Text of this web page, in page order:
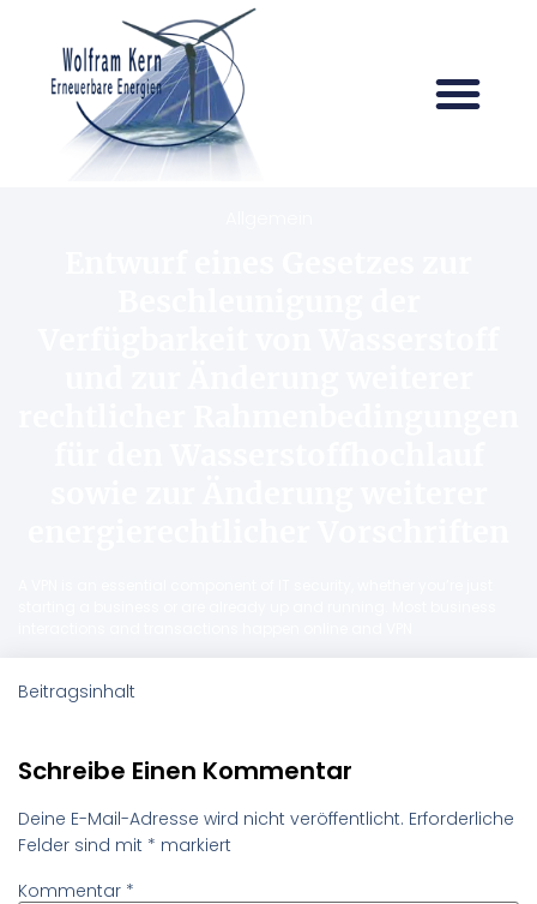
Beitragsinhalt
Schreibe Einen Kommentar
Deine E-Mail-Adresse wird nicht veröffentlicht. Erforderliche
Felder sind mit * markiert
Kommentar *